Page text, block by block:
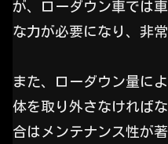
が、ローダウン車では
な力が必要になり、非
また、ローダウン量に
体を取り外さなければ
合はメンテナンス性が